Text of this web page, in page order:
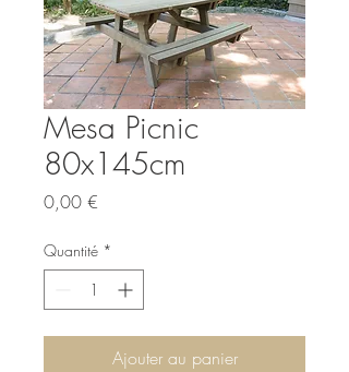
Mesa Picnic
80x145cm
0,00 €
Quantité *
Ajouter au panier